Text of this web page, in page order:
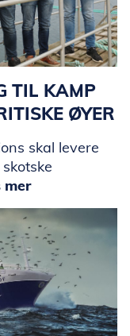
TIL KAMP
ØYER
skal levere
mer